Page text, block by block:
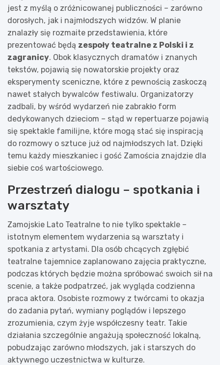
jest z myślą o zróżnicowanej publiczności – zarówno
dorosłych, jak i najmłodszych widzów. W planie
znalazły się rozmaite przedstawienia, które
prezentować będą zespoły teatralne z Polski i z
zagranicy. Obok klasycznych dramatów i znanych
tekstów, pojawią się nowatorskie projekty oraz
eksperymenty sceniczne, które z pewnością zaskoczą
nawet stałych bywalców festiwalu. Organizatorzy
zadbali, by wśród wydarzeń nie zabrakło form
dedykowanych dzieciom – stąd w repertuarze pojawią
się spektakle familijne, które mogą stać się inspiracją
do rozmowy o sztuce już od najmłodszych lat. Dzięki
temu każdy mieszkaniec i gość Zamościa znajdzie dla
siebie coś wartościowego.
Przestrzeń dialogu – spotkania i
warsztaty
Zamojskie Lato Teatralne to nie tylko spektakle –
istotnym elementem wydarzenia są warsztaty i
spotkania z artystami. Dla osób chcących zgłębić
teatralne tajemnice zaplanowano zajęcia praktyczne,
podczas których będzie można spróbować swoich sił na
scenie, a także podpatrzeć, jak wygląda codzienna
praca aktora. Osobiste rozmowy z twórcami to okazja
do zadania pytań, wymiany poglądów i lepszego
zrozumienia, czym żyje współczesny teatr. Takie
działania szczególnie angażują społeczność lokalną,
pobudzając zarówno młodszych, jak i starszych do
aktywnego uczestnictwa w kulturze.